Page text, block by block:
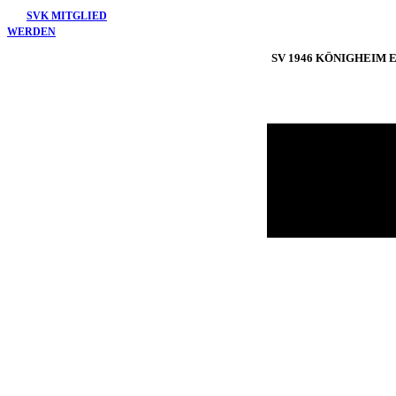
Skip
to
SVK MITGLIED
WERDEN
SV 1946 KÖNIGHEIM